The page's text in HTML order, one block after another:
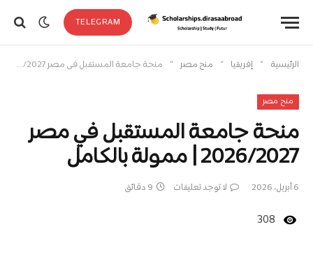
TELEGRAM
الرئيسية » إفريقيا » منح مصر » منحة جامعة المستقبل في مصر 2026/2027 | ممولة بالكامل
منح مصر
منحة جامعة المستقبل في مصر
2026/2027 | ممولة بالكامل
6 أبريل، 2026 لا توجد تعليقات 9 دقائق
308